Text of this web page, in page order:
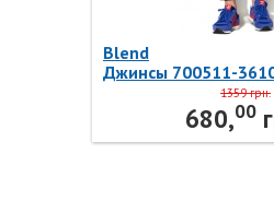
Blend
Джинсы 700511-
1359 грн.
680,00